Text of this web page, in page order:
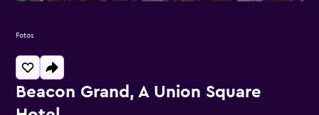
Beacon Grand, A Union Square
Fotos